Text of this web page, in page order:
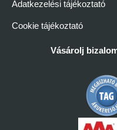
Adatkezelési tájékoztató
Cookie tájékoztató
Vásárolj